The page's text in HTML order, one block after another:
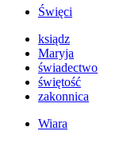
Święci
ksiądz
Maryja
świadectwo
świętość
zakonnica
Wiara